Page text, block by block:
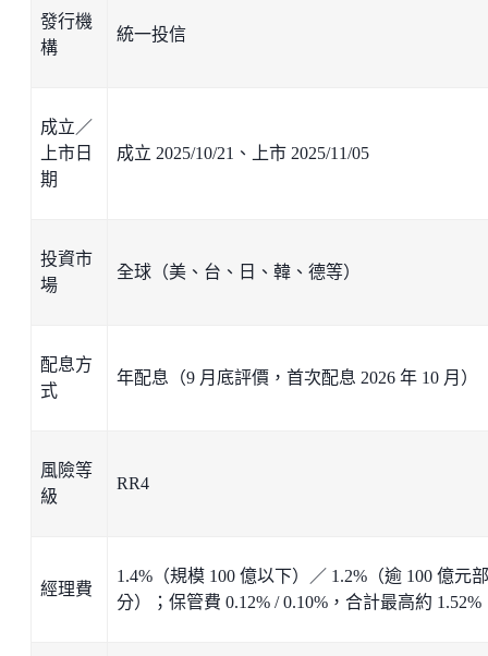
發行機
構
統一投信
成立／
上市日
期
成立 2025/10/21、上市 2025/11/05
投資市
場
全球（美、台、日、韓、德等）
配息方
式
年配息（9 月底評價，首次配息 2026 年 10 月）
風險等
級
RR4
經理費
1.4%（規模 100 億以下）／ 1.2%（逾 100 億元部
分）；保管費 0.12% / 0.10%，合計最高約 1.52%